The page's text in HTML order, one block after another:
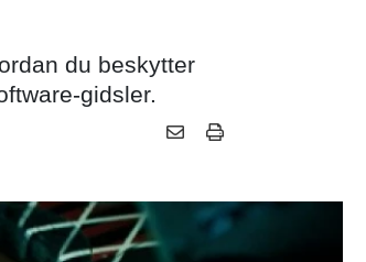
du beskytter
gidsler.